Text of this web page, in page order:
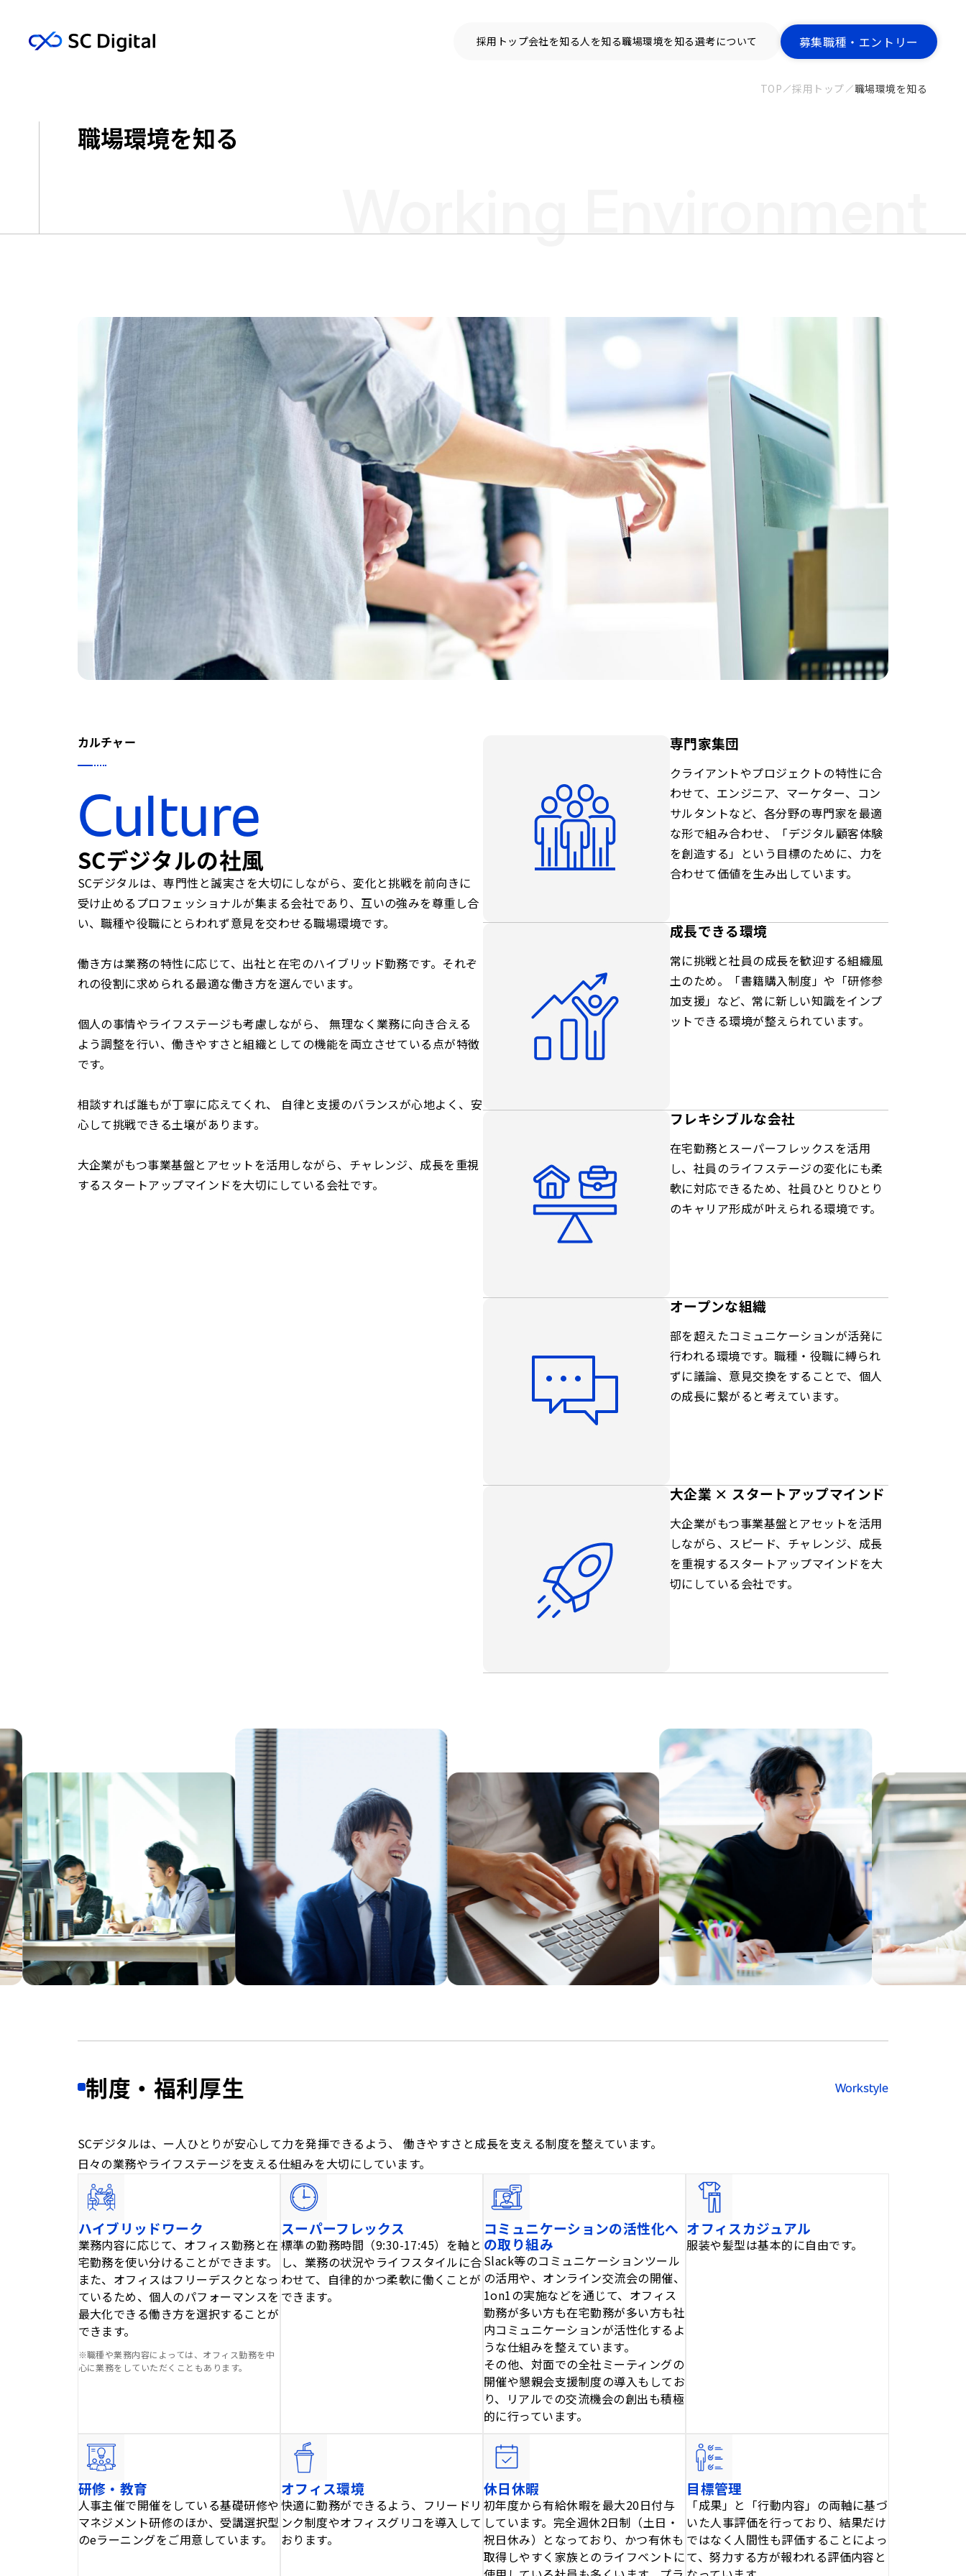
採用トップ会社を知る人を知る職場環境を知る選考について 募集職種・エントリー
TOP 採用トップ 職場環境を知る
職場環境を知る
カルチャー
Culture
SCデジタルの社風
SCデジタルは、専門性と誠実さを大切にしながら、変化と挑戦を前向きに
受け止めるプロフェッショナルが集まる会社であり、互いの強みを尊重し合
い、職種や役職にとらわれず意見を交わせる職場環境です。
働き方は業務の特性に応じて、出社と在宅のハイブリッド勤務です。それぞ
れの役割に求められる最適な働き方を選んでいます。
個人の事情やライフステージも考慮しながら、 無理なく業務に向き合える
よう調整を行い、働きやすさと組織としての機能を両立させている点が特徴
です。
相談すれば誰もが丁寧に応えてくれ、 自律と支援のバランスが心地よく、安
心して挑戦できる土壌があります。
大企業がもつ事業基盤とアセットを活用しながら、チャレンジ、成長を重視
するスタートアップマインドを大切にしている会社です。
専門家集団
クライアントやプロジェクトの特性に合
わせて、エンジニア、マーケター、コン
サルタントなど、各分野の専門家を最適
な形で組み合わせ、「デジタル顧客体験
を創造する」という目標のために、力を
合わせて価値を生み出しています。
成長できる環境
常に挑戦と社員の成長を歓迎する組織風
土のため。「書籍購入制度」や「研修参
加支援」など、常に新しい知識をインプ
ットできる環境が整えられています。
フレキシブルな会社
在宅勤務とスーパーフレックスを活用
し、社員のライフステージの変化にも柔
軟に対応できるため、社員ひとりひとり
のキャリア形成が叶えられる環境です。
オープンな組織
部を超えたコミュニケーションが活発に
行われる環境です。職種・役職に縛られ
ずに議論、意見交換をすることで、個人
の成長に繋がると考えています。
大企業 × スタートアップマインド
大企業がもつ事業基盤とアセットを活用
しながら、スピード、チャレンジ、成長
を重視するスタートアップマインドを大
切にしている会社です。
制度・福利厚生 Workstyle
SCデジタルは、ー人ひとりが安心して力を発揮できるよう、 働きやすさと成長を支える制度を整えています。
日々の業務やライフステージを支える仕組みを大切にしています。
ハイブリッドワーク
業務内容に応じて、オフィス勤務と在
宅勤務を使い分けることができます。
また、オフィスはフリーデスクとなっ
ているため、個人のパフォーマンスを
最大化できる働き方を選択することが
できます。
※職種や業務内容によっては、オフィス勤務を中
心に業務をしていただくこともあります。
スーパーフレックス
標準の勤務時間（9:30-17:45）を軸と
し、業務の状況やライフスタイルに合
わせて、自律的かつ柔軟に働くことが
できます。
コミュニケーションの活性化へ
の取り組み
Slack等のコミュニケーションツール
の活用や、オンライン交流会の開催、
1on1の実施などを通じて、オフィス
勤務が多い方も在宅勤務が多い方も社
内コミュニケーションが活性化するよ
うな仕組みを整えています。
その他、対面での全社ミーティングの
開催や懇親会支援制度の導入もしてお
り、リアルでの交流機会の創出も積極
的に行っています。
オフィスカジュアル
服装や髪型は基本的に自由です。
研修・教育
人事主催で開催をしている基礎研修や
マネジメント研修のほか、受講選択型
のeラーニングをご用意しています。
オフィス環境
快適に勤務ができるよう、フリードリ
ンク制度やオフィスグリコを導入して
おります。
休日休暇
初年度から有給休暇を最大20日付与
しています。完全週休2日制（土日・
祝日休み）となっており、かつ有休も
取得しやすく家族とのライフベントに
目標管理
「成果」と「行動内容」の両軸に基づ
いた人事評価を行っており、結果だけ
ではなく人間性も評価することによっ
て、努力する方が報われる評価内容と